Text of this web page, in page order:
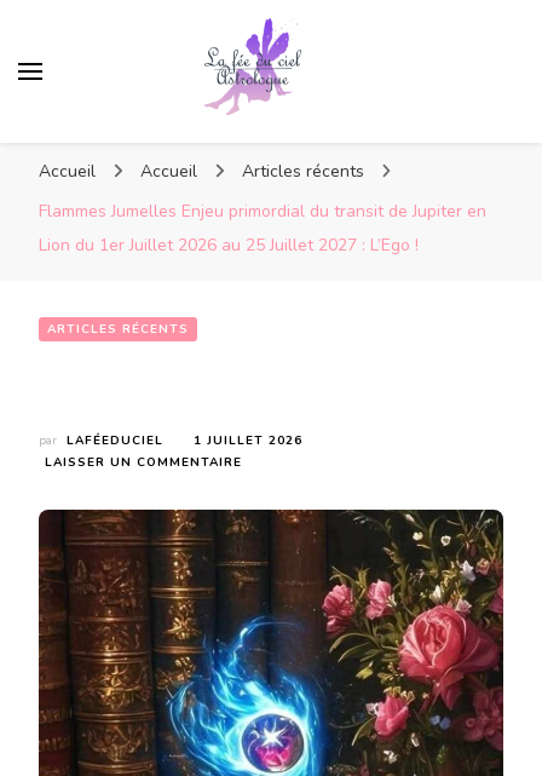
Accueil Accueil
Articles récents
Flammes Jumelles Enjeu primordial du transit de Jupiter en
Lion du 1er Juillet 2026 au 25 Juillet 2027 : L’Ego !
ARTICLES RÉCENTS
par LAFÉEDUCIEL
1 JUILLET 2026
LAISSER UN COMMENTAIRE
ENJEU
PRIMORDIAL
DU
TRANSIT
DE
JUPITER
EN
LION
DU
1ER
JUILLET
2026